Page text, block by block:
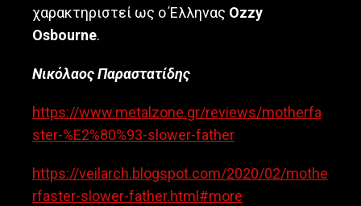
χαρακτηριστεί ως ο Έλληνας Ozzy
Osbourne.
Νικόλαος Παραστατίδης
https://www.metalzone.gr/reviews/motherfa
ster-%E2%80%93-slower-father
https://veilarch.blogspot.com/2020/02/mothe
rfaster-slower-father.html#more